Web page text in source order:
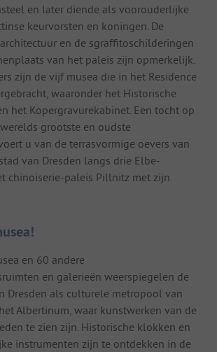
en later diende als voorouderlijke
keurvorsten en koningen. De
en de sgraffitoschilderingen
van het paleis zijn opmerkelijk.
zijn de vijf musea die in het Residence
waaronder het Historische
het Kopergravurekabinet. Een tocht op
grootste en oudste
u van de terrasvormige oevers van
van Dresden langs drie Elbe-
chinoiserie-paleis Pillnitz met zijn
en 60 andere
en galerieën weerspiegelen de
Dresden als culturele metropool van
Albertinum, waar kunstwerken van de
te zien zijn. Historische klokken en
instrumenten zijn te ontdekken in de